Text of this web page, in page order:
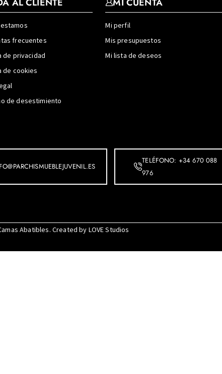
frecuentes
de privacidad
de cookies
de desestimiento
Mi perfil
Mis presupuestos
Mi lista de deseos
TELÉFONO: +34 670 088
976
Abatibles. Created by LOVE Studios